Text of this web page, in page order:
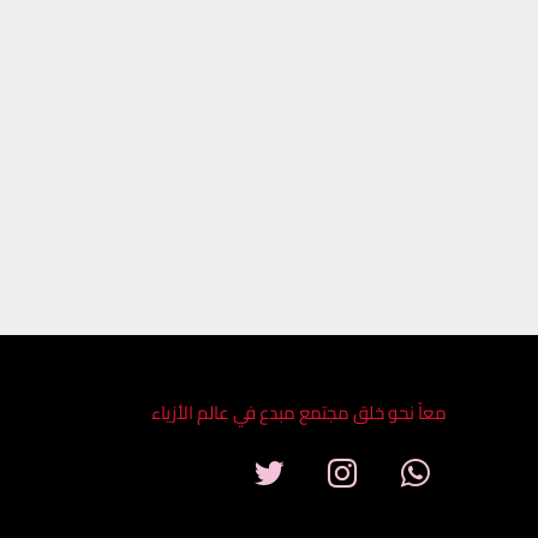
معاً نحو خلق مجتمع مبدع في عالم الأزياء